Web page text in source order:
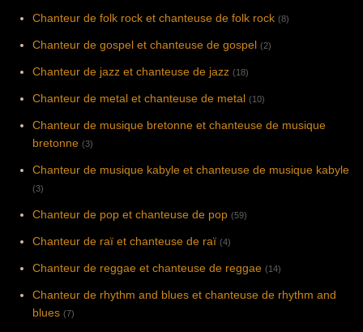
Chanteur de folk rock et chanteuse de folk rock (8)
Chanteur de gospel et chanteuse de gospel (2)
Chanteur de jazz et chanteuse de jazz (18)
Chanteur de metal et chanteuse de metal (10)
Chanteur de musique bretonne et chanteuse de musique
bretonne (3)
Chanteur de musique kabyle et chanteuse de musique kabyle
(3)
Chanteur de pop et chanteuse de pop (59)
Chanteur de raï et chanteuse de raï (4)
Chanteur de reggae et chanteuse de reggae (14)
Chanteur de rhythm and blues et chanteuse de rhythm and
blues (7)